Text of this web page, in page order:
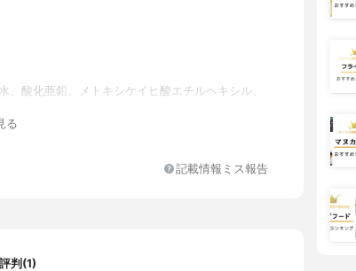
、酸化亜鉛、メトキシケイヒ酸エチルヘキシル、
タン、ビスエチルヘキシルオキシフェノールメト
ポリシリコーン−14、メチコン、ジメチコン、ハ
プロピルパラベン、+/−:酸化チタン、酸化鉄
る
記載情報ミス報告
判(1)